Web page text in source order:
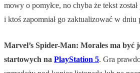
mowy o pomyłce, no chyba że tekst
i ktoś zapomniał go zaktualizować w dniu
Marvel’s Spider-Man: Morales ma być
startowych na PlayStation 5. Gra